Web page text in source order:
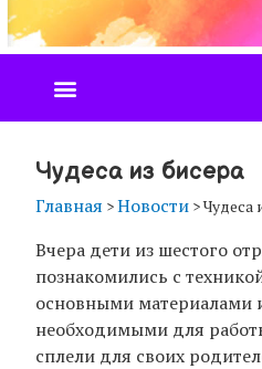
Чудеса из бисера
Главная >Новости >Чудеса
Вчера дети из шестого
познакомились с
основными материалами
необходимыми для
сплели для своих